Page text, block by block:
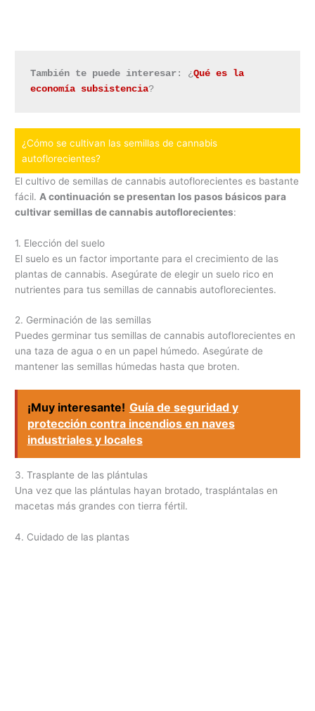
También te puede interesar: ¿Qué es la
economía subsistencia?
¿Cómo se cultivan las semillas de cannabis
autoflorecientes?
El cultivo de semillas de cannabis autoflorecientes es bastante
fácil. A continuación se presentan los pasos básicos para
cultivar semillas de cannabis autoflorecientes:
1. Elección del suelo
El suelo es un factor importante para el crecimiento de las
plantas de cannabis. Asegúrate de elegir un suelo rico en
nutrientes para tus semillas de cannabis autoflorecientes.
2. Germinación de las semillas
Puedes germinar tus semillas de cannabis autoflorecientes en
una taza de agua o en un papel húmedo. Asegúrate de
mantener las semillas húmedas hasta que broten.
¡Muy interesante! Guía de seguridad y
protección contra incendios en naves
industriales y locales
3. Trasplante de las plántulas
Una vez que las plántulas hayan brotado, trasplántalas en
macetas más grandes con tierra fértil.
4. Cuidado de las plantas